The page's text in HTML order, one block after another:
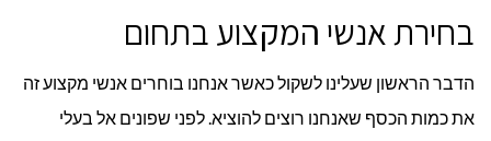
בחירת אנשי המקצוע בתחום
הדבר הראשון שעלינו לשקול כאשר אנחנו בוחרים אנשי מקצוע זה
את כמות הכסף שאנחנו רוצים להוציא. לפני שפונים אל בעלי